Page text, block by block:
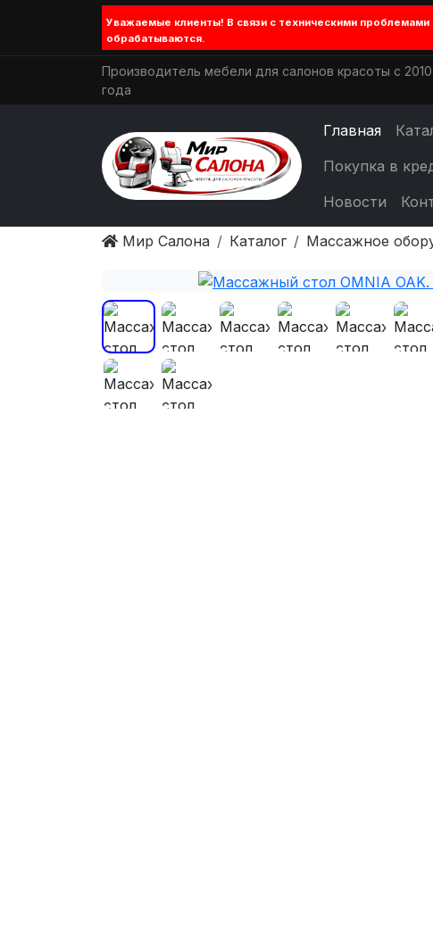
Уважаемые клиенты! В связи с техническими
обрабатываются.
Производитель мебели для салонов красоты с 2010
года
Главная
Покупка в
Новости
Мир Салона Каталог Массажное